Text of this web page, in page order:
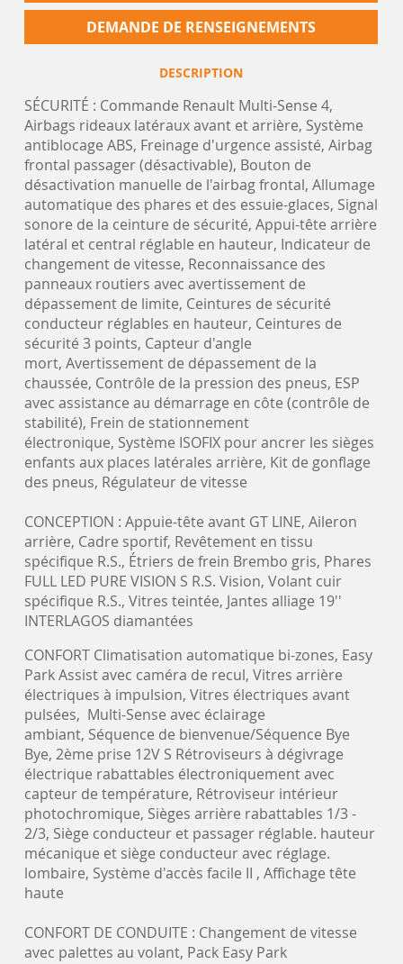
DEMANDE DE RENSEIGNEMENTS
DESCRIPTION
SÉCURITÉ : Commande Renault Multi-Sense 4,
Airbags rideaux latéraux avant et arrière, Système
antiblocage ABS, Freinage d'urgence assisté, Airbag
frontal passager (désactivable), Bouton de
désactivation manuelle de l'airbag frontal, Allumage
automatique des phares et des essuie-glaces, Signal
sonore de la ceinture de sécurité, Appui-tête arrière
latéral et central réglable en hauteur, Indicateur de
changement de vitesse, Reconnaissance des
panneaux routiers avec avertissement de
dépassement de limite, Ceintures de sécurité
conducteur réglables en hauteur, Ceintures de
sécurité 3 points, Capteur d'angle
mort, Avertissement de dépassement de la
chaussée, Contrôle de la pression des pneus, ESP
avec assistance au démarrage en côte (contrôle de
stabilité), Frein de stationnement
électronique, Système ISOFIX pour ancrer les sièges
enfants aux places latérales arrière, Kit de gonflage
des pneus, Régulateur de vitesse
CONCEPTION : Appuie-tête avant GT LINE, Aileron
arrière, Cadre sportif, Revêtement en tissu
spécifique R.S., Étriers de frein Brembo gris, Phares
FULL LED PURE VISION S R.S. Vision, Volant cuir
spécifique R.S., Vitres teintée, Jantes alliage 19''
INTERLAGOS diamantées
CONFORT Climatisation automatique bi-zones, Easy
Park Assist avec caméra de recul, Vitres arrière
électriques à impulsion, Vitres électriques avant
pulsées, Multi-Sense avec éclairage
ambiant, Séquence de bienvenue/Séquence Bye
Bye, 2ème prise 12V S Rétroviseurs à dégivrage
électrique rabattables électroniquement avec
capteur de température, Rétroviseur intérieur
photochromique, Sièges arrière rabattables 1/3 -
2/3, Siège conducteur et passager réglable. hauteur
mécanique et siège conducteur avec réglage.
lombaire, Système d'accès facile II , Affichage tête
haute
CONFORT DE CONDUITE : Changement de vitesse
avec palettes au volant, Pack Easy Park